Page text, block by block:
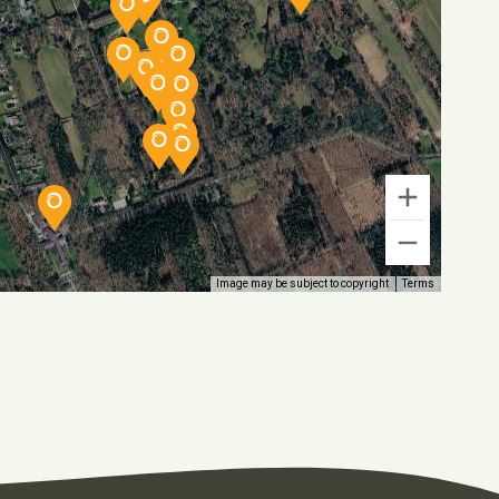
Image may be subject to copyright Terms